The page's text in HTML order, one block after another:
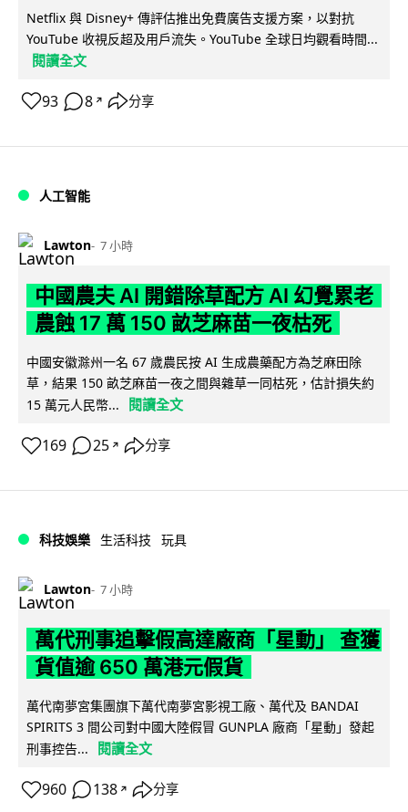
Netflix 與 Disney+ 傳評估推出免費廣告支援方案，以對抗
YouTube 收視反超及用戶流失。YouTube 全球日均觀看時間...
閱讀全文
93 8 ↗ 分享
人工智能
Lawton 7 小時
中國農夫 AI 開錯除草配方 AI 幻覺累老
農蝕 17 萬 150 畝芝麻苗一夜枯死
中國安徽滁州一名 67 歲農民按 AI 生成農藥配方為芝麻田除
草，結果 150 畝芝麻苗一夜之間與雜草一同枯死，估計損失約
15 萬元人民幣...
閱讀全文
169 25 ↗ 分享
科技娛樂 生活科技 玩具
Lawton 7 小時
萬代刑事追擊假高達廠商「星動」 查獲
貨值逾 650 萬港元假貨
萬代南夢宮集團旗下萬代南夢宮影視工廠、萬代及 BANDAI
SPIRITS 3 間公司對中國大陸假冒 GUNPLA 廠商「星動」發起
刑事控告...
閱讀全文
960 138 ↗ 分享